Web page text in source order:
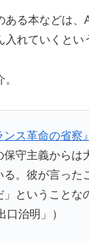
ある本などは、
れていくとい
ンス革命の省察』
保守主義からは
る。彼が言った
ということな
治明」）